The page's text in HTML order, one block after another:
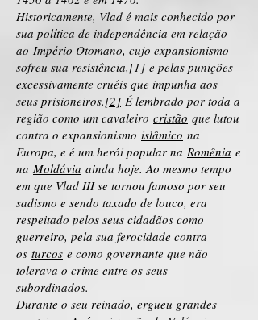
Historicamente, Vlad é mais conhecido por
sua política de independência em relação
ao Império Otomano, cujo expansionismo
sofreu sua resistência,[1] e pelas punições
excessivamente cruéis que impunha aos
seus prisioneiros.[2] É lembrado por toda a
região como um cavaleiro cristão que lutou
contra o expansionismo islâmico na
Europa, e é um herói popular na Romênia e
na Moldávia ainda hoje. Ao mesmo tempo
em que Vlad III se tornou famoso por seu
sadismo e sendo taxado de louco, era
respeitado pelos seus cidadãos como
guerreiro, pela sua ferocidade contra
os turcos e como governante que não
tolerava o crime entre os seus
subordinados.
Durante o seu reinado, ergueu grandes